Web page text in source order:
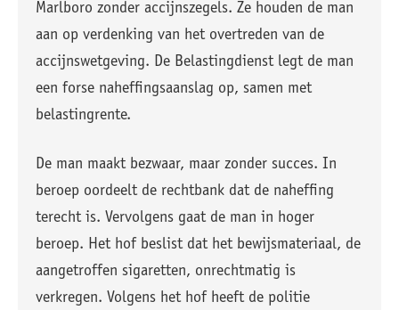
Marlboro zonder accijnszegels. Ze houden de man
aan op verdenking van het overtreden van de
accijnswetgeving. De Belastingdienst legt de man
een forse naheffingsaanslag op, samen met
belastingrente.
De man maakt bezwaar, maar zonder succes. In
beroep oordeelt de rechtbank dat de naheffing
terecht is. Vervolgens gaat de man in hoger
beroep. Het hof beslist dat het bewijsmateriaal, de
aangetroffen sigaretten, onrechtmatig is
verkregen. Volgens het hof heeft de politie